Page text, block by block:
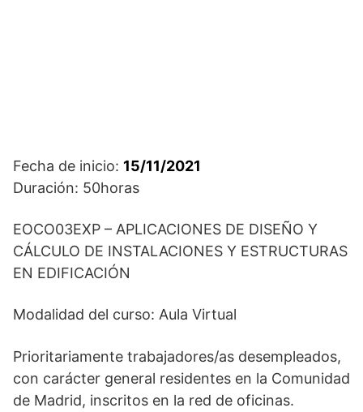
Fecha de inicio: 15/11/2021
Duración: 50horas
EOCO03EXP – APLICACIONES DE DISEÑO Y
CÁLCULO DE INSTALACIONES Y ESTRUCTURAS
EN EDIFICACIÓN
Modalidad del curso: Aula Virtual
Prioritariamente trabajadores/as desempleados,
con carácter general residentes en la Comunidad
de Madrid, inscritos en la red de oficinas.